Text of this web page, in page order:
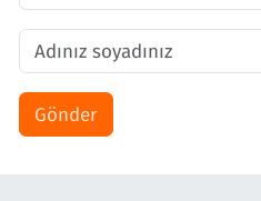
Gönder